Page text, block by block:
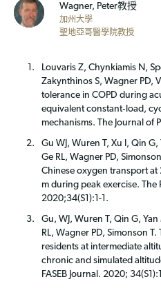
Wagner, Peter教授
加州大學
聖地亞哥醫學院教授
Louvaris Z, Chynkiamis N,
Zakynthinos S, Wagner PD,
tolerance in COPD during
equivalent constant‐load,
mechanisms. The Journal of
Gu WJ, Wuren T, Xu I, Qin
Ge RL, Wagner PD,
Chinese oxygen transport
m during peak exercise. The
2020;34(S1):1-1.
Gu, WJ, Wuren T, Qin G,
RL, Wagner PD, Simonson
residents at intermediate
chronic and simulated
FASEB Journal. 2020;